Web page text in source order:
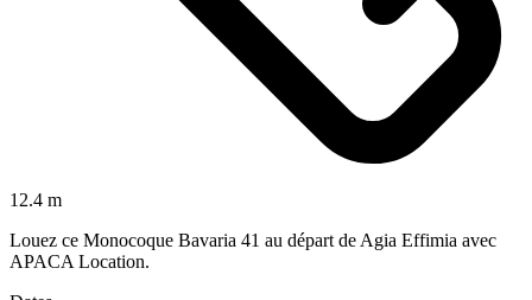
12.4 m
Louez ce Monocoque Bavaria 41 au départ de Agia Effimia avec
APACA Location.